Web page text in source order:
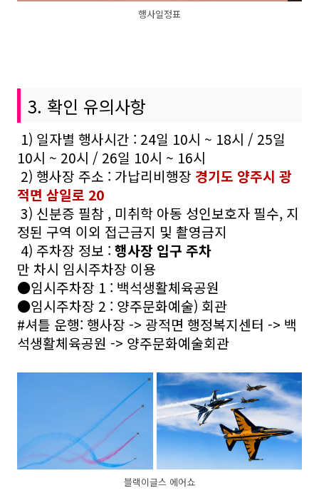
행사일정표
3. 확인 유의사항
1) 일자별 행사시간 : 24일 10시 ~ 18시 / 25일
10시 ~ 20시 / 26일 10시 ~ 16시
2) 행사장 주소 : 가납리비행장 경기도 양주시 광
적면 삼일로 20
3) 신분증 필참 , 미취학 아동 성인보호자 필수, 지
정된 구역 이외 접근금지 및 촬영금지
4) 주차장 정보 : 행사장 입구 주차
만 차시 임시주차장 이용
●임시주차장 1 : 백석생활체육공원
●임시주차장 2 : 양주문화예술) 회관
#셔틀 운행: 행사장 -> 광적면 행정복지센터 -> 백
석생활체육공원 -> 양주문화예술회관
블랙이글스 에어쇼